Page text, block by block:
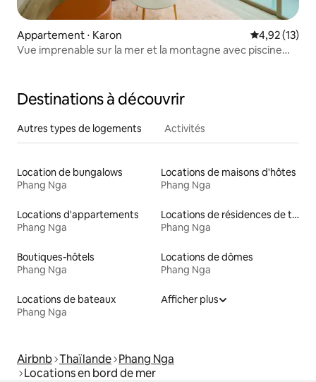
Appartement ⋅ Karon Évaluation
4,92 (13)
Vue imprenable sur la mer et la montagne avec piscine
Destinations à découvrir
Autres types de logements Activités
Location de bungalows
Phang Nga
Locations de maisons d'hôtes
Phang Nga
Locations d'appartements
Phang Nga
Locations de résidences de tourisme
Phang Nga
Boutiques-hôtels
Phang Nga
Locations de dômes
Phang Nga
Locations de bateaux
Phang Nga
Afficher plus
Airbnb Thaïlande Phang Nga
Locations en bord de mer